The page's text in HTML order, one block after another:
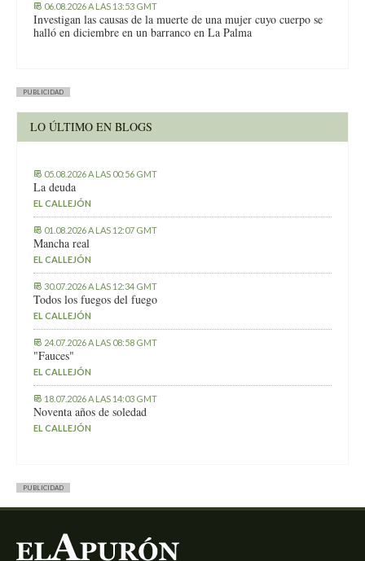
06.08.2026 A LAS 13:53 GMT
Investigan las causas de la muerte de una mujer cuyo cuerpo se
halló en diciembre en un barranco en La Palma
PUBLICIDAD
LO ÚLTIMO EN BLOGS
05.08.2026 A LAS 00:56 GMT
La deuda
EL CALLEJÓN
01.08.2026 A LAS 12:07 GMT
Mancha real
EL CALLEJÓN
30.07.2026 A LAS 12:34 GMT
Todos los fuegos del fuego
EL CALLEJÓN
24.07.2026 A LAS 08:58 GMT
"Fauces"
EL CALLEJÓN
18.07.2026 A LAS 14:03 GMT
Noventa años de soledad
EL CALLEJÓN
PUBLICIDAD